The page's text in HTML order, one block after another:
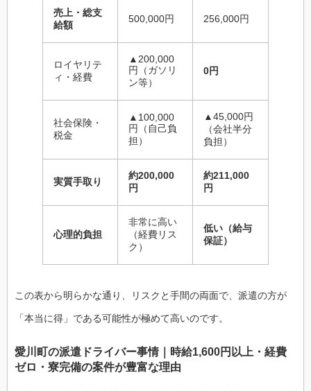
売上・総支
給額
500,000円 256,000円
ロイヤリテ
ィ・経費
▲200,000
円（ガソリ
ン等）
0円
社会保険・
税金
▲100,000
円（自己負
担）
▲45,000円
（会社半分
負担）
実質手取り
約200,000
円
約211,000
円
心理的負担
非常に高い
（経費リス
ク）
低い（給与
保証）
この表から明らかな通り、リスクと手間の両面で、派遣の方が
「本当に得」である可能性が極めて高いのです。
愛川町の派遣ドライバー事情｜時給1,600円以上・経費
ゼロ・寮完備の案件が豊富な理由